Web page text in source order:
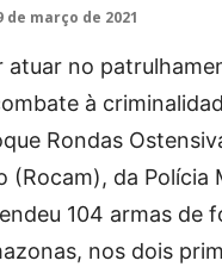
de março de 2021
atuar no
à
Rondas
(Rocam), da Polícia
104 armas de
nos dois